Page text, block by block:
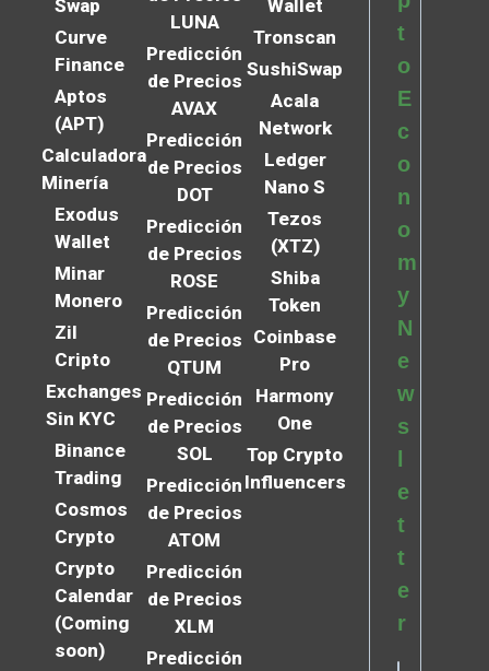
Swap
Curve
Finance
Aptos
(APT)
Calculadora
Minería
Exodus
Wallet
Minar
Monero
Zil
Cripto
Exchanges
Sin KYC
Binance
Trading
Cosmos
Crypto
Crypto
Calendar
(Coming
soon)
LUNA
Predicción
de Precios
AVAX
Predicción
de Precios
DOT
Predicción
de Precios
ROSE
Predicción
de Precios
QTUM
Predicción
de Precios
SOL
Predicción
de Precios
ATOM
Predicción
de Precios
XLM
Predicción
Wallet
Tronscan
SushiSwap
Acala
Network
Ledger
Nano S
Tezos
(XTZ)
Shiba
Token
Coinbase
Pro
Harmony
One
Top Crypto
Influencers
t
o
E
c
o
n
o
m
y
N
e
w
s
e
t
t
e
r